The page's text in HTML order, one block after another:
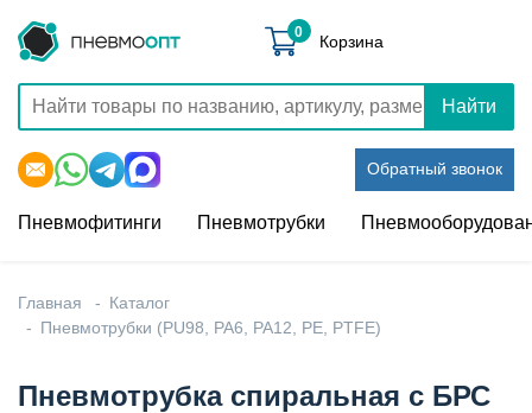
Найти
Обратный звонок
0 Корзина
Пневмофитинги Пневмотрубки
Главная
Каталог
Пневмотрубки (PU98, PA6, PA12, PE, PTFE)
Пневмотрубка спиральная с БРС